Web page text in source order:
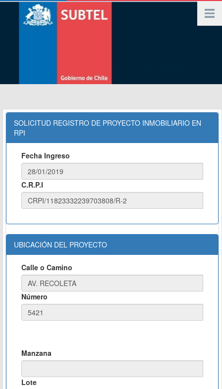
SOLICITUD REGISTRO DE PROYECTO INMOBILIARIO EN
RPI
Fecha Ingreso
C.R.P.I
UBICACIÓN DEL PROYECTO
Calle o Camino
Número
Manzana
Lote